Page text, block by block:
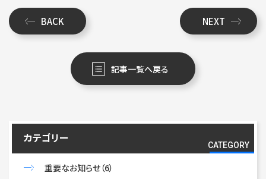
BACK NEXT
記事一覧へ戻る
カテゴリー
CATEGORY
重要なお知らせ（6）